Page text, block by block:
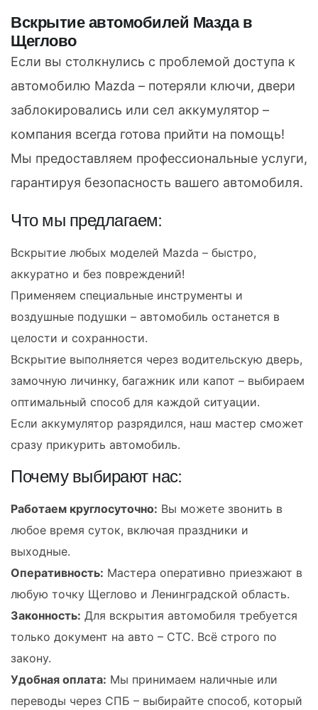
Вскрытие автомобилей Мазда в
Щеглово
Если вы столкнулись с проблемой доступа к
автомобилю Mazda – потеряли ключи, двери
заблокировались или сел аккумулятор –
компания всегда готова прийти на помощь!
Мы предоставляем профессиональные услуги,
гарантируя безопасность вашего автомобиля.
Что мы предлагаем:
Вскрытие любых моделей Mazda – быстро,
аккуратно и без повреждений!
Применяем специальные инструменты и
воздушные подушки – автомобиль останется в
целости и сохранности.
Вскрытие выполняется через водительскую дверь,
замочную личинку, багажник или капот – выбираем
оптимальный способ для каждой ситуации.
Если аккумулятор разрядился, наш мастер сможет
сразу прикурить автомобиль.
Почему выбирают нас:
Работаем круглосуточно: Вы можете звонить в
любое время суток, включая праздники и
выходные.
Оперативность: Мастера оперативно приезжают в
любую точку Щеглово и Ленинградской область.
Законность: Для вскрытия автомобиля требуется
только документ на авто – СТС. Всё строго по
закону.
Удобная оплата: Мы принимаем наличные или
переводы через СПБ – выбирайте способ, который